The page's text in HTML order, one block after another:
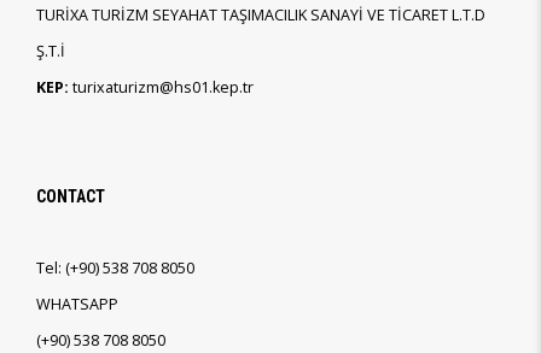
TURİXA TURİZM SEYAHAT TAŞIMACILIK SANAYİ VE TİCARET L.T.D
Ş.T.İ
KEP: turixaturizm@hs01.kep.tr
CONTACT
Tel: (+90)538 708 8050
WHATSAPP
(+90)538 708 8050